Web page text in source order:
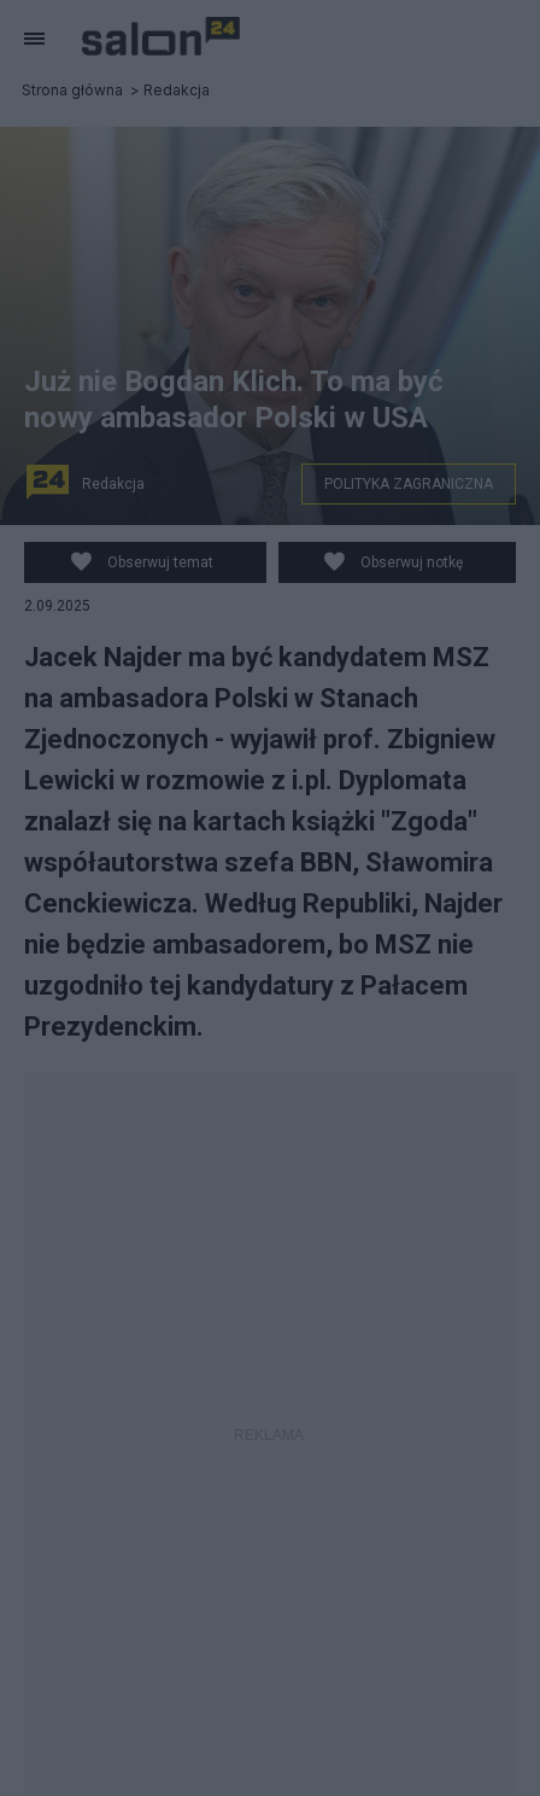
Strona główna Redakcja
Już nie Bogdan Klich. To ma być
nowy ambasador Polski w USA
Redakcja POLITYKA ZAGRANICZNA
Obserwuj temat Obserwuj notkę
2.09.2025
Jacek Najder ma być kandydatem MSZ
na ambasadora Polski w Stanach
Zjednoczonych - wyjawił prof. Zbigniew
Lewicki w rozmowie z i.pl. Dyplomata
znalazł się na kartach książki "Zgoda"
współautorstwa szefa BBN, Sławomira
Cenckiewicza. Według Republiki, Najder
nie będzie ambasadorem, bo MSZ nie
uzgodniło tej kandydatury z Pałacem
Prezydenckim.